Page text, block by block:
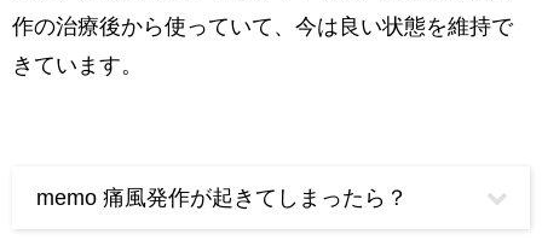
作の治療後から使っていて、今は良い状態を維持で
きています。
memo 痛風発作が起きてしまったら？